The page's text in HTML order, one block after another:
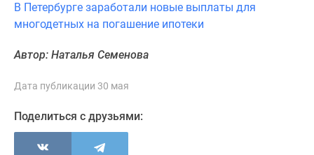
рынка
Панорамы
комнатные
Субсидированная
застройщиком
Мнение
эксперта
В Петербурге заработали новые выплаты для
многодетных на погашение ипотеки
Автор: Наталья Семенова
Дата публикации 30 мая
Поделиться с друзьями: